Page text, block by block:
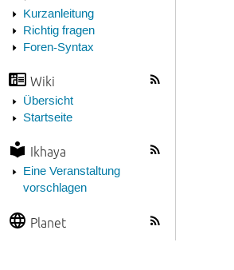
Kurzanleitung
Richtig fragen
Foren-Syntax
Wiki
Übersicht
Startseite
Ikhaya
Eine Veranstaltung
vorschlagen
Planet